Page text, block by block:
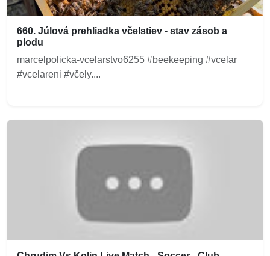
660. Júlová prehliadka včelstiev - stav zásob a
plodu
marcelpolicka-vcelarstvo6255 #beekeeping #vcelar
#vcelareni #včely....